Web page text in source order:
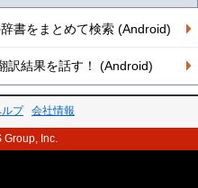
書をまとめて検索 (Android)
訳結果を話す！ (Android)
プ 会社情報
Group, Inc.